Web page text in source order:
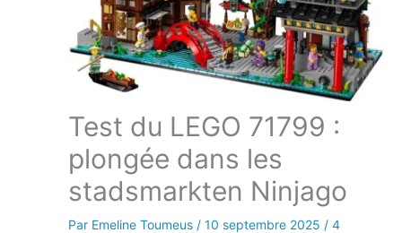
Test du LEGO 71799 :
plongée dans les
stadsmarkten Ninjago
Par Emeline Toumeus / 10 septembre 2025 / 4